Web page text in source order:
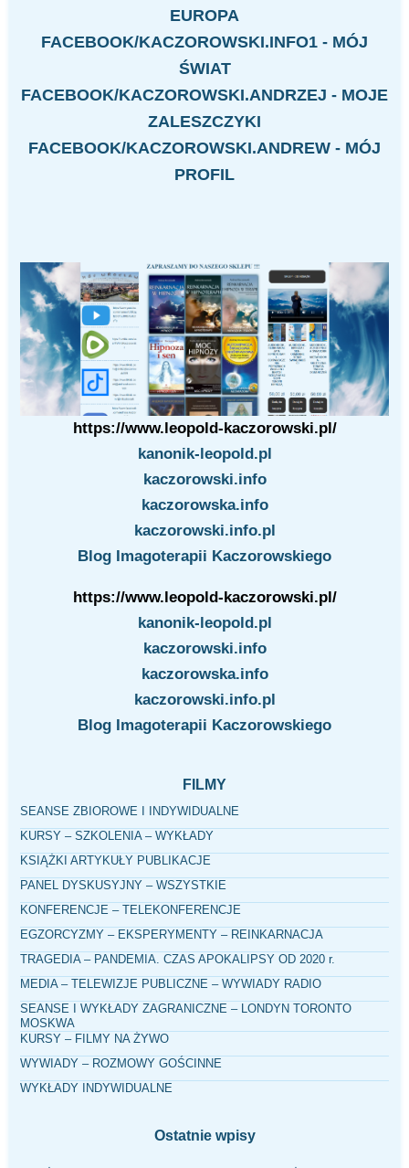
EUROPA
FACEBOOK/KACZOROWSKI.INFO1 - MÓJ
ŚWIAT
FACEBOOK/KACZOROWSKI.ANDRZEJ - MOJE
ZALESZCZYKI
FACEBOOK/KACZOROWSKI.ANDREW - MÓJ
PROFIL
https://www.leopold-kaczorowski.pl/
kanonik-leopold.pl
kaczorowski.info
kaczorowska.info
kaczorowski.info.pl
Blog Imagoterapii Kaczorowskiego
https://www.leopold-kaczorowski.pl/
kanonik-leopold.pl
kaczorowski.info
kaczorowska.info
kaczorowski.info.pl
Blog Imagoterapii Kaczorowskiego
FILMY
SEANSE ZBIOROWE I INDYWIDUALNE
KURSY – SZKOLENIA – WYKŁADY
KSIĄŻKI ARTYKUŁY PUBLIKACJE
PANEL DYSKUSYJNY – WSZYSTKIE
KONFERENCJE – TELEKONFERENCJE
EGZORCYZMY – EKSPERYMENTY – REINKARNACJA
TRAGEDIA – PANDEMIA. CZAS APOKALIPSY OD 2020 r.
MEDIA – TELEWIZJE PUBLICZNE – WYWIADY RADIO
SEANSE I WYKŁADY ZAGRANICZNE – LONDYN TORONTO
MOSKWA
KURSY – FILMY NA ŻYWO
WYWIADY – ROZMOWY GOŚCINNE
WYKŁADY INDYWIDUALNE
Ostatnie wpisy